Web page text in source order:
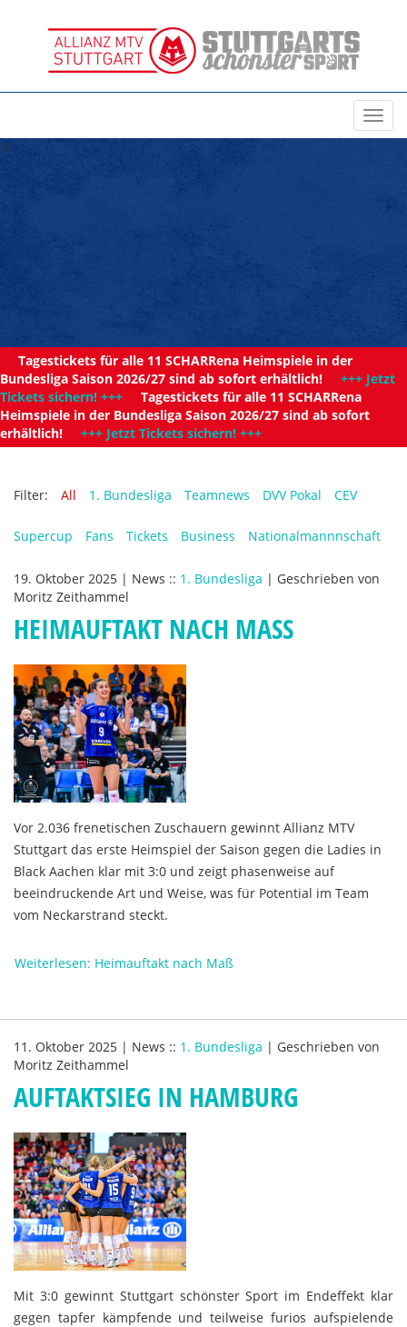
11
Tagestickets für alle 11 SCHARRena Heimspiele in der
Bundesliga Saison 2026/27 sind ab sofort erhältlich! +++ Jetzt
Tickets sichern! +++ Tagestickets für alle 11 SCHARRena
Heimspiele in der Bundesliga Saison 2026/27 sind ab sofort
erhältlich! +++ Jetzt Tickets sichern! +++
Filter: All 1. Bundesliga Teamnews DVV Pokal CEV
Supercup Fans Tickets Business Nationalmannnschaft
19. Oktober 2025 | News :: 1. Bundesliga | Geschrieben von
Moritz Zeithammel
HEIMAUFTAKT NACH MASS
Vor 2.036 frenetischen Zuschauern gewinnt Allianz MTV
Stuttgart das erste Heimspiel der Saison gegen die Ladies in
Black Aachen klar mit 3:0 und zeigt phasenweise auf
beeindruckende Art und Weise, was für Potential im Team
vom Neckarstrand steckt.
Weiterlesen: Heimauftakt nach Maß
11. Oktober 2025 | News :: 1. Bundesliga | Geschrieben von
Moritz Zeithammel
AUFTAKTSIEG IN HAMBURG
Mit 3:0 gewinnt Stuttgart schönster Sport im Endeffekt klar
gegen tapfer kämpfende und teilweise furios aufspielende